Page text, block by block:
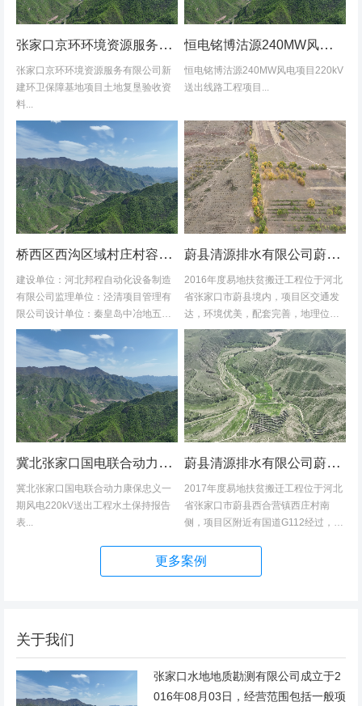
张家口京环环境资源服务有限公司新建环卫保障基地项目土地复垦验收资料
张家口京环环境资源服务有限公司新
建环卫保障基地项目土地复垦验收资
料...
恒电铭博沽源240MW风电项目220kV送出线路工程项目土地复垦验收资料
恒电铭博沽源240MW风电项目220kV
送出线路工程项目...
桥西区西沟区域村庄村容村貌改造提升及基础设施建设项目堆料场土地复垦验收资料
建设单位：河北邦程自动化设备制造
有限公司监理单位：泾清项目管理有
限公司设计单位：秦皇岛中冶地五一
五勘测有限公司施工单位：河北康安
劳务派遣有限公司桥西区西沟区域村
庄村容村貌改造提升及基础设施建设
项目堆料...
蔚县清源排水有限公司蔚县2016年度易地扶贫搬迁工程水土保持方案
2016年度易地扶贫搬迁工程位于河北
省张家口市蔚县境内，项目区交通发
达，环境优美，配套完善，地理位置
优越。项目地理位置图见附图1-1。项
目共建12个易地搬迁安置区，分别位
于白草村乡西户庄村、柏树乡柏树...
冀北张家口国电联合动力康保忠义一期风电220kV送出工程水土保持报告表
冀北张家口国电联合动力康保忠义一
期风电220kV送出工程水土保持报告
表...
蔚县清源排水有限公司蔚县2017年度易地扶贫搬迁工程（一期）水土保持方案
2017年度易地扶贫搬迁工程位于河北
省张家口市蔚县西合营镇西庄村南
侧，项目区附近有国道G112经过，交
位置优越。项目地理位置图见附图1。
项目总占地面积14.82hm2,...
更多案例
关于我们
张家口水地地质勘测有限公司成立于2
016年08月03日，经营范围包括一般项